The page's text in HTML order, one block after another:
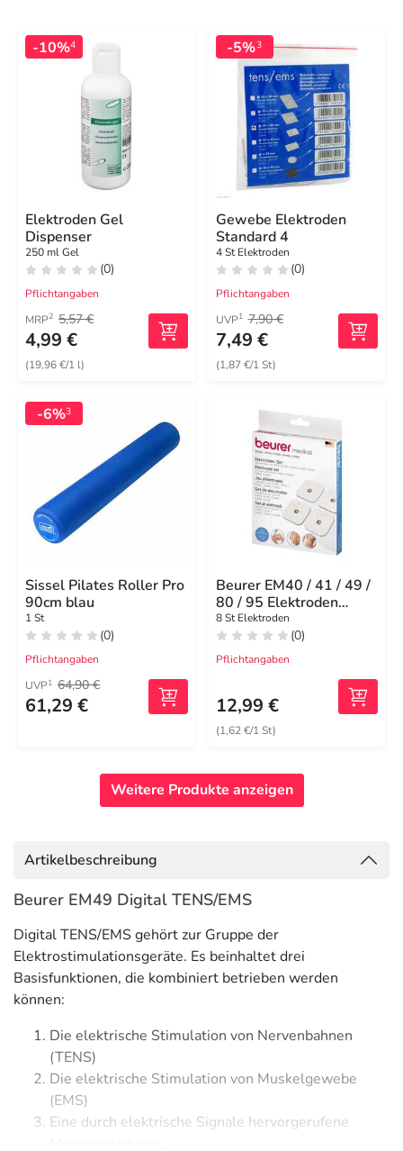
-10%4
Elektroden Gel
Dispenser
250 ml Gel
(0)
Pflichtangaben
MRP2 5,57 €
4,99 €
(19,96 €/1 l)
-5%3
Gewebe Elektroden
Standard 4
4 St Elektroden
(0)
Pflichtangaben
UVP1 7,90 €
7,49 €
(1,87 €/1 St)
-6%3
Sissel Pilates Roller Pro
90cm blau
1 St
(0)
Pflichtangaben
UVP1 64,90 €
61,29 €
Beurer EM40 / 41 / 49 /
80 / 95 Elektroden
45x45 mm
8 St Elektroden
(0)
Pflichtangaben
12,99 €
(1,62 €/1 St)
Weitere Produkte anzeigen
Artikelbeschreibung
Beurer EM49 Digital TENS/EMS
Digital TENS/EMS gehört zur Gruppe der
Elektrostimulationsgeräte. Es beinhaltet drei
Basisfunktionen, die kombiniert betrieben werden
können:
Die elektrische Stimulation von Nervenbahnen
(TENS)
Die elektrische Stimulation von Muskelgewebe
(EMS)
Eine durch elektrische Signale hervorgerufene